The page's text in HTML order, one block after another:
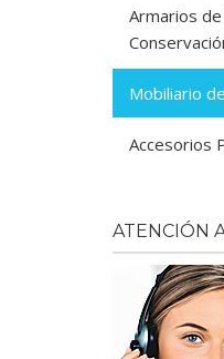
Armarios
Mobiliario
Accesorios
ATENCIÓN